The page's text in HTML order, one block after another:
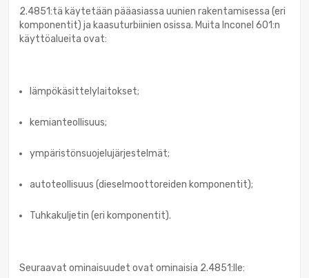
2.4851:tä käytetään pääasiassa uunien rakentamisessa (eri
komponentit) ja kaasuturbiinien osissa. Muita Inconel 601:n
käyttöalueita ovat:
lämpökäsittelylaitokset;
kemianteollisuus;
ympäristönsuojelujärjestelmät;
autoteollisuus (dieselmoottoreiden komponentit);
Tuhkakuljetin (eri komponentit).
Seuraavat ominaisuudet ovat ominaisia 2.4851:lle: